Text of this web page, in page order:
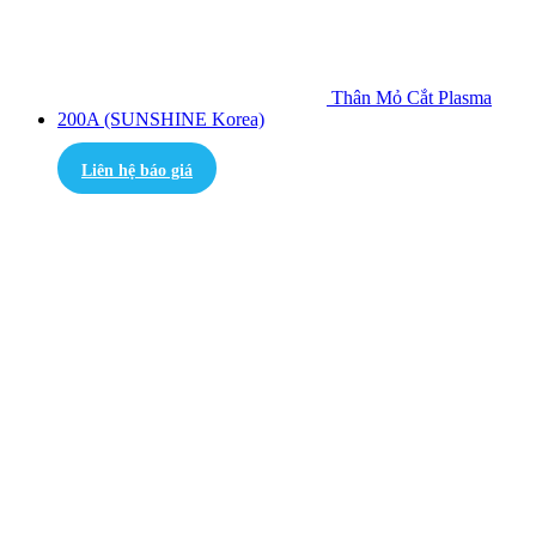
Thân Mỏ Cắt Plasma
200A (SUNSHINE Korea)
Liên hệ báo giá